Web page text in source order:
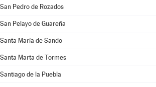
San Pedro de Rozados
San Pelayo de Guareña
Santa María de Sando
Santa Marta de Tormes
Santiago de la Puebla